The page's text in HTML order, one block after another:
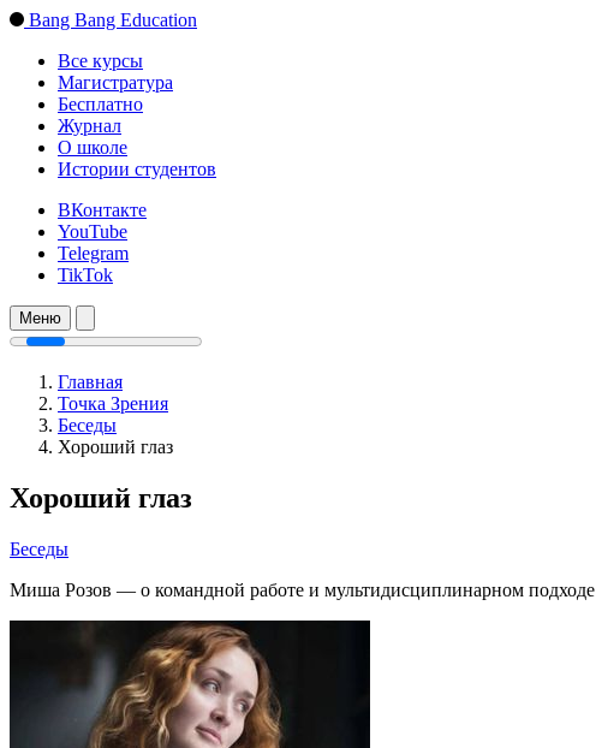
Bang Bang Education
Все курсы
Магистратура
Бесплатно
Журнал
О школе
Истории студентов
ВКонтакте
YouTube
Telegram
TikTok
Меню
Главная
Точка Зрения
Беседы
Хороший глаз
Хороший глаз
Беседы
Миша Розов — о командной работе и мультидисциплинарном подходе